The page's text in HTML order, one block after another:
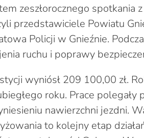
zeszłorocznego spotkania
przedstawiciele Powiatu
Policji w Gnieźnie.
ruchu i poprawy
wyniósł 209 100,00 zł.
roku. Prace polegały
nawierzchni jezdni.
to kolejny etap